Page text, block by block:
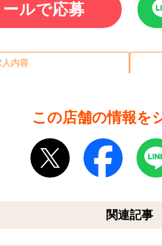
ールで応募
人内容
この店舗の情報を
関連記事